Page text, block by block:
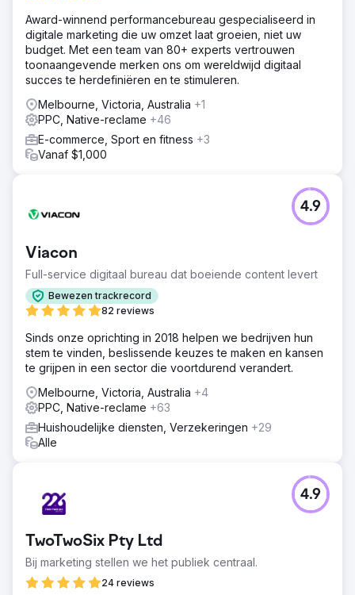
voor zoekmachines met als doel de online aanwezigheid
en zichtbaarheid van MNF te vergroten. We hebben ook
een doorlopend digitaal marketingplan opgesteld om de
naamsbekendheid, merkloyaliteit, verkeer en conversies
(verkoop) via de website te vergroten.
Resultaat
Een nieuw gebouwde professionele e-commercewebsite
heeft hun online verkopen en aanvragen bij MNF4x4 een
boost gegeven, en daarnaast ook nieuw verkeer naar de
website voor zoekmachines en een doorlopende SEO en
Google Ads.
Award-winnend performancebureau gespecialiseerd in
digitale marketing die uw omzet laat groeien, niet uw
budget. Met een team van 80+ experts vertrouwen
toonaangevende merken ons om wereldwijd digitaal
succes te herdefiniëren en te stimuleren.
Melbourne, Victoria, Australia +1
PPC, Native-reclame +46
E-commerce, Sport en fitness +3
Vanaf $1,000
Viacon
Full-service digitaal bureau dat boeiende content levert
Bewezen trackrecord
82 reviews
4.9
Sinds onze oprichting in 2018 helpen we bedrijven hun
stem te vinden, beslissende keuzes te maken en kansen
te grijpen in een sector die voortdurend verandert.
Melbourne, Victoria, Australia +4
PPC, Native-reclame +63
Huishoudelijke diensten, Verzekeringen +29
Alle
TwoTwoSix Pty Ltd
Bij marketing stellen we het publiek centraal.
24 reviews
4.9